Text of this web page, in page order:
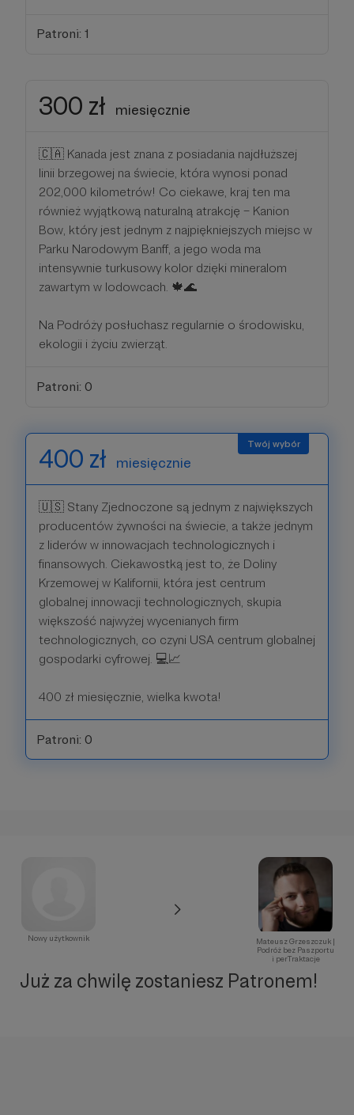
Patroni: 1
300 zł miesięcznie
🇨🇦 Kanada jest znana z posiadania najdłuższej
linii brzegowej na świecie, która wynosi ponad
202,000 kilometrów! Co ciekawe, kraj ten ma
również wyjątkową naturalną atrakcję – Kanion
Bow, który jest jednym z najpiękniejszych miejsc w
Parku Narodowym Banff, a jego woda ma
intensywnie turkusowy kolor dzięki mineralom
zawartym w lodowcach. 🍁🌊
Na Podróży posłuchasz regularnie o środowisku,
ekologii i życiu zwierząt.
Patroni: 0
400 zł miesięcznie
🇺🇸 Stany Zjednoczone są jednym z największych
producentów żywności na świecie, a także jednym
z liderów w innowacjach technologicznych i
finansowych. Ciekawostką jest to, że Doliny
Krzemowej w Kalifornii, która jest centrum
globalnej innowacji technologicznych, skupia
większość najwyżej wycenianych firm
technologicznych, co czyni USA centrum globalnej
gospodarki cyfrowej. 💻📈
400 zł miesięcznie, wielka kwota!
Patroni: 0
Nowy użytkownik
Mateusz Grzeszczuk |
Podróż bez Paszportu
i perTraktacje
Już za chwilę zostaniesz Patronem!